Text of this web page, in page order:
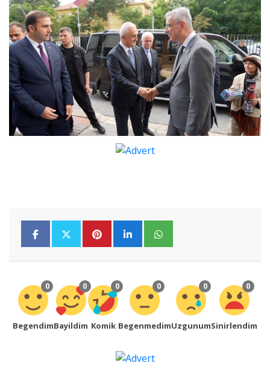
0
Begendim
0
Bayildim
0
Komik
0
Begenmedim
0
Uzgunum
0
Sinirlendim